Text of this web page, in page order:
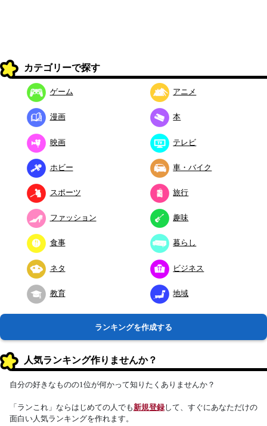
カテゴリーで探す
ゲーム アニメ
漫画 本
映画 テレビ
ホビー 車・バイク
スポーツ 旅行
ファッション 趣味
食事 暮らし
ネタ ビジネス
教育 地域
ランキングを作成する
人気ランキング作りませんか？
自分の好きなものの1位が何かって知りたくありませんか？
「ランこれ」ならはじめての人でも新規登録して、すぐにあなただけの
面白い人気ランキングを作れます。